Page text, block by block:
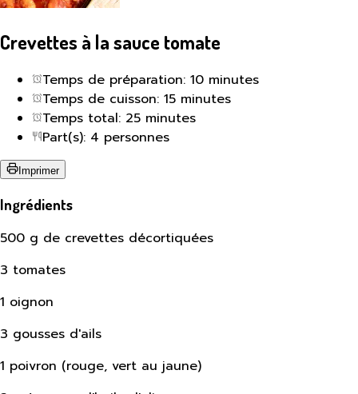
Crevettes à la sauce tomate
Temps de préparation: 10 minutes
Temps de cuisson: 15 minutes
Temps total: 25 minutes
Part(s): 4 personnes
Imprimer
Ingrédients
500 g de crevettes décortiquées
3 tomates
1 oignon
3 gousses d'ails
1 poivron (rouge, vert au jaune)